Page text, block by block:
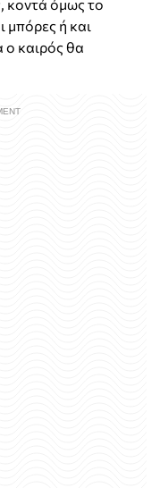
κοντά όμως το
ή και
ο καιρός θα